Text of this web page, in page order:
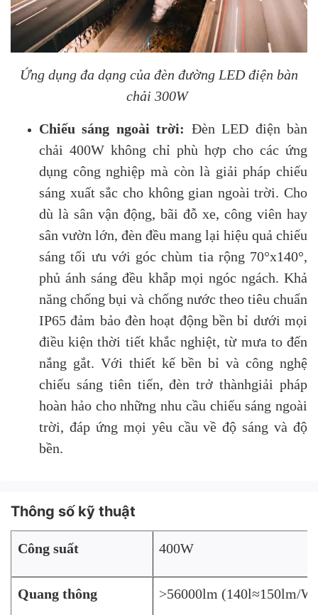
Ứng dụng đa dạng của đèn đường LED điện bàn
chải 300W
Chiếu sáng ngoài trời: Đèn LED điện bàn
chải 400W không chỉ phù hợp cho các ứng
dụng công nghiệp mà còn là giải pháp chiếu
sáng xuất sắc cho không gian ngoài trời. Cho
dù là sân vận động, bãi đỗ xe, công viên hay
sân vườn lớn, đèn đều mang lại hiệu quả chiếu
sáng tối ưu với góc chùm tia rộng 70°x140°,
phủ ánh sáng đều khắp mọi ngóc ngách. Khả
năng chống bụi và chống nước theo tiêu chuẩn
IP65 đảm bảo đèn hoạt động bền bỉ dưới mọi
điều kiện thời tiết khắc nghiệt, từ mưa to đến
nắng gắt. Với thiết kế bền bỉ và công nghệ
chiếu sáng tiên tiến, đèn trở thànhgiải pháp
hoàn hảo cho những nhu cầu chiếu sáng ngoài
trời, đáp ứng mọi yêu cầu về độ sáng và độ
bền.
Thông số kỹ thuật
Công suất 400W
Quang thông >56000lm (140l≈150lm/